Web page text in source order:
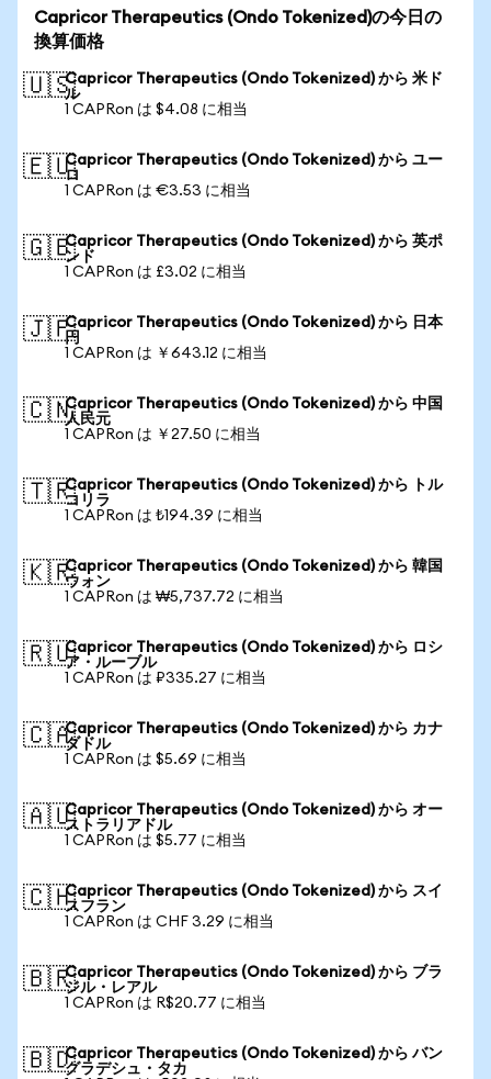
Capricor Therapeutics (Ondo Tokenized)の今日の
換算価格
🇺🇸Capricor Therapeutics (Ondo Tokenized) から 米ド
ル
1 CAPRon は $4.08 に相当
🇪🇺Capricor Therapeutics (Ondo Tokenized) から ユー
ロ
1 CAPRon は €3.53 に相当
🇬🇧Capricor Therapeutics (Ondo Tokenized) から 英ポ
ンド
1 CAPRon は £3.02 に相当
🇯🇵Capricor Therapeutics (Ondo Tokenized) から 日本
円
1 CAPRon は ￥643.12 に相当
🇨🇳Capricor Therapeutics (Ondo Tokenized) から 中国
人民元
1 CAPRon は ￥27.50 に相当
🇹🇷Capricor Therapeutics (Ondo Tokenized) から トル
コリラ
1 CAPRon は ₺194.39 に相当
🇰🇷Capricor Therapeutics (Ondo Tokenized) から 韓国
ウォン
1 CAPRon は ₩5,737.72 に相当
🇷🇺Capricor Therapeutics (Ondo Tokenized) から ロシ
ア・ルーブル
1 CAPRon は ₽335.27 に相当
🇨🇦Capricor Therapeutics (Ondo Tokenized) から カナ
ダドル
1 CAPRon は $5.69 に相当
🇦🇺Capricor Therapeutics (Ondo Tokenized) から オー
ストラリアドル
1 CAPRon は $5.77 に相当
🇨🇭Capricor Therapeutics (Ondo Tokenized) から スイ
スフラン
1 CAPRon は CHF 3.29 に相当
🇧🇷Capricor Therapeutics (Ondo Tokenized) から ブラ
ジル・レアル
1 CAPRon は R$20.77 に相当
🇧🇩Capricor Therapeutics (Ondo Tokenized) から バン
グラデシュ・タカ